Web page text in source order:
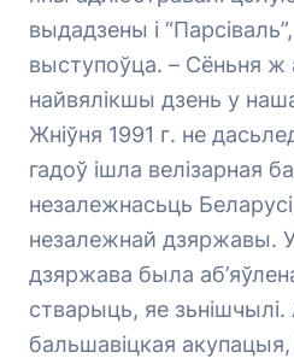
выдадзены і
выступоўца. – Сёньня ж
найвялікшы дзень у
Жніўня 1991 г. не
гадоў ішла велізарная
незалежнасьць
незалежнай дзяржавы. У
дзяржава была
стварыць, яе
бальшавіцкая акупацыя,